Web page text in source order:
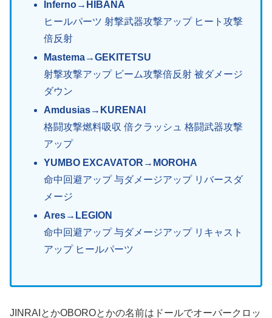
Inferno→HIBANA
ヒールパーツ 射撃武器攻撃アップ ヒート攻撃
倍反射
Mastema→GEKITETSU
射撃攻撃アップ ビーム攻撃倍反射 被ダメージ
ダウン
Amdusias→KURENAI
格闘攻撃燃料吸収 倍クラッシュ 格闘武器攻撃
アップ
YUMBO EXCAVATOR→MOROHA
命中回避アップ 与ダメージアップ リバースダ
メージ
Ares→LEGION
命中回避アップ 与ダメージアップ リキャスト
アップ ヒールパーツ
JINRAIとかOBOROとかの名前はドールでオーバークロッ